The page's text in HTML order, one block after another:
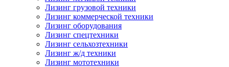
Лизинг грузовой техники
Лизинг коммерческой техники
Лизинг оборудования
Лизинг спецтехники
Лизинг сельхозтехники
Лизинг ж/д техники
Лизинг мототехники